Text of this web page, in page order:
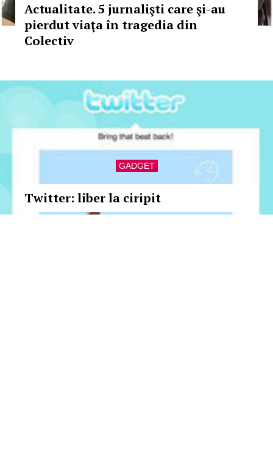
Actualitate. 5 jurnalişti care şi-au
pierdut viaţa în tragedia din
Colectiv
GADGET
Twitter: liber la ciripit